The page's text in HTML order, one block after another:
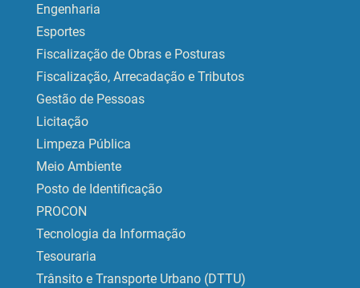
Engenharia
Esportes
Fiscalização de Obras e Posturas
Fiscalização, Arrecadação e Tributos
Gestão de Pessoas
Licitação
Limpeza Pública
Meio Ambiente
Posto de Identificação
PROCON
Tecnologia da Informação
Tesouraria
Trânsito e Transporte Urbano (DTTU)